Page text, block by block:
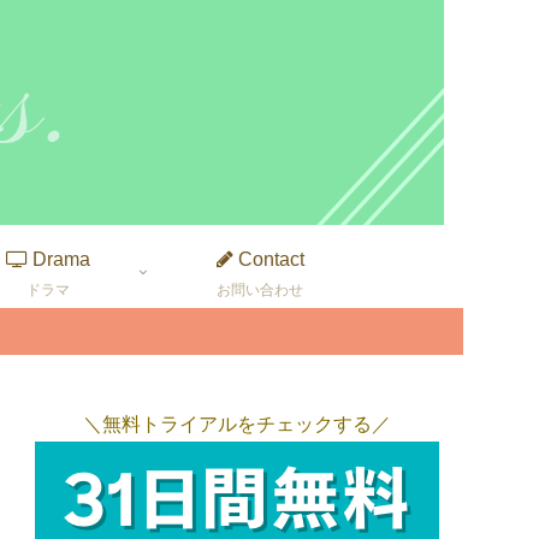
Drama
ドラマ
Contact
お問い合わせ
＼無料トライアルをチェックする／